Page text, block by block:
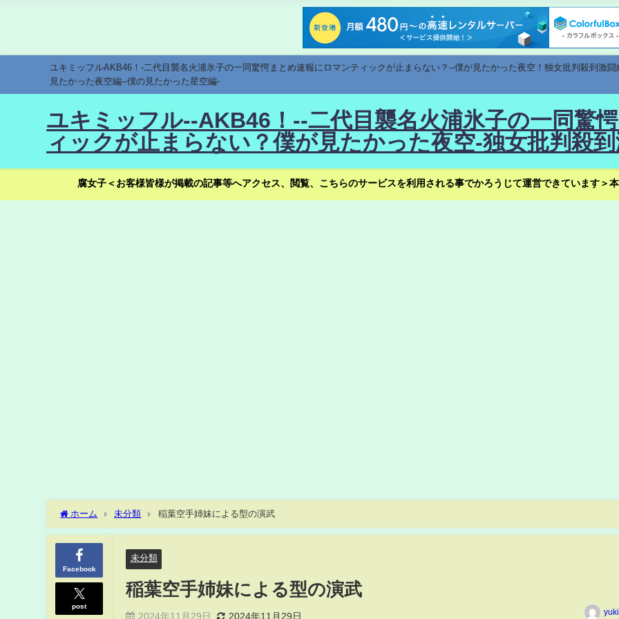
ユキミッフルAKB46！-二代目襲名火浦氷子の一同驚愕まとめ速報にロマンティックが止まらない？--僕が見たかった夜空！独女批判殺到激
見たかった夜空編--僕の見たかった星空編-
ユキミッフル--AKB46！--二代目襲名火浦氷子の一同驚
ィックが止まらない？僕が見たかった夜空-独女批判殺
腐女子＜お客様皆様が掲載の記事等へアクセス、閲覧、こちらのサービスを利用される事でかろうじて運営できています＞
ホーム 未分類 稲葉空手姉妹による型の演武
Facebook
post
未分類
稲葉空手姉妹による型の演武
2024年11月29日 2024年11月29日